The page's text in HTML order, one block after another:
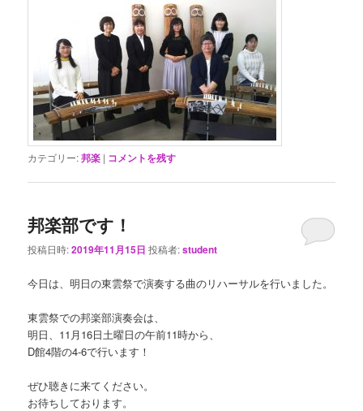
カテゴリー:邦楽 | コメントを残す
邦楽部です！
投稿日時:2019年11月15日 投稿者:student
今日は、明日の東雲祭で演奏する曲のリハーサルを行いました。
東雲祭での邦楽部演奏会は、
明日、11月16日土曜日の午前11時から、
D館4階の4-6で行います！
ぜひ聴きに来てください。
お待ちしております。